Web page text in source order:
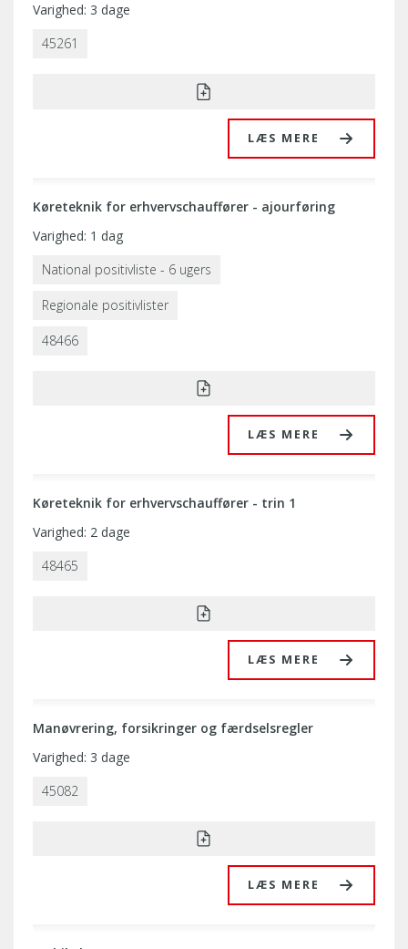
45261
LÆS MERE
Varighed: 3 dage
Køreteknik for erhvervschauffører - ajourføring
National positivliste - 6 ugers
Regionale positivlister
48466
LÆS MERE
Varighed: 1 dag
Køreteknik for erhvervschauffører - trin 1
48465
LÆS MERE
Varighed: 2 dage
Manøvrering, forsikringer og færdselsregler
45082
LÆS MERE
Varighed: 3 dage